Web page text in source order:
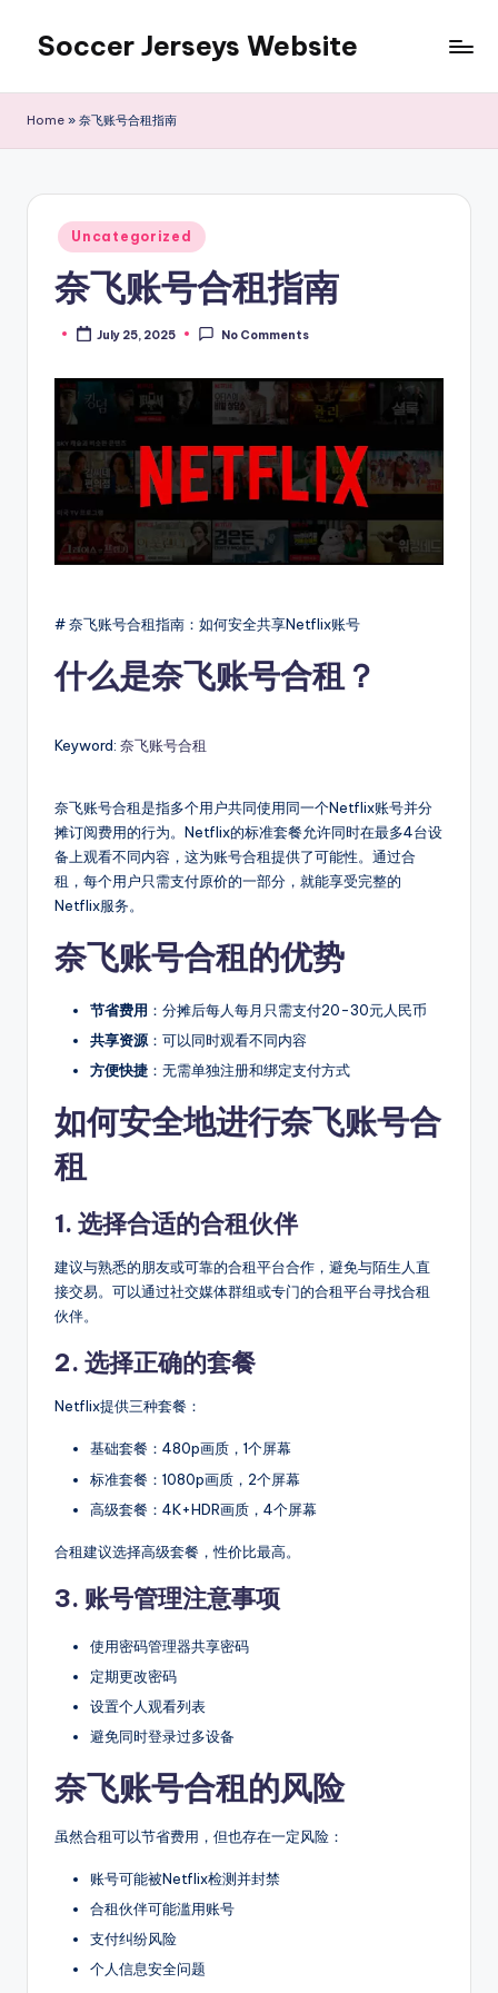
content
Soccer Jerseys Website
Home » 奈飞账号合租指南
Posted
in
Uncategorized
奈飞账号合租指南
PostedJuly 25, 2025 No Comments
# 奈飞账号合租指南：如何安全共享Netflix账号
什么是奈飞账号合租？
Keyword: 奈飞账号合租
奈飞账号合租是指多个用户共同使用同一个Netflix账号并分
摊订阅费用的行为。Netflix的标准套餐允许同时在最多4台设
备上观看不同内容，这为账号合租提供了可能性。通过合
租，每个用户只需支付原价的一部分，就能享受完整的
Netflix服务。
奈飞账号合租的优势
节省费用 ：分摊后每人每月只需支付20-30元人民币
共享资源：可以同时观看不同内容
方便快捷 ：无需单独注册和绑定支付方式
如何安全地进行奈飞账号合
租
1. 选择合适的合租伙伴
建议与熟悉的朋友或可靠的合租平台合作，避免与陌生人直
接交易。可以通过社交媒体群组或专门的合租平台寻找合租
伙伴。
2. 选择正确的套餐
Netflix提供三种套餐：
基础套餐：480p画质，1个屏幕
标准套餐：1080p画质，2个屏幕
高级套餐：4K+HDR画质，4个屏幕
合租建议选择高级套餐，性价比最高。
3. 账号管理注意事项
使用密码管理器共享密码
定期更改密码
设置个人观看列表
避免同时登录过多设备
奈飞账号合租的风险
虽然合租可以节省费用，但也存在一定风险：
账号可能被Netflix检测并封禁
合租伙伴可能滥用账号
支付纠纷风险
个人信息安全问题